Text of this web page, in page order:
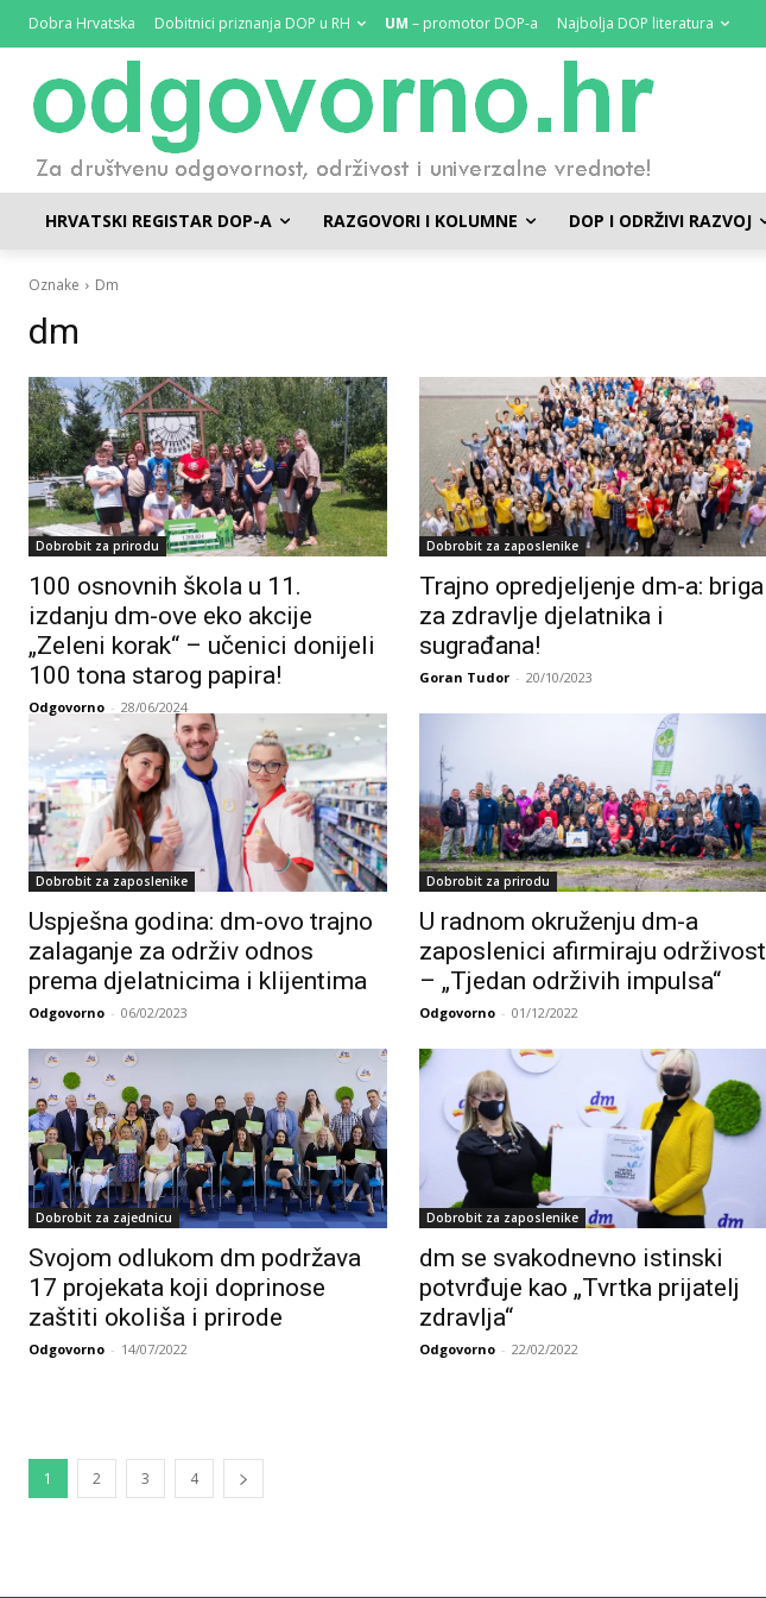
Dobra Hrvatska Dobitnici priznanja DOP u RH UM – promotor DOP-a Najbolja DOP literatura
HRVATSKI REGISTAR DOP-A RAZGOVORI I KOLUMNE DOP I ODRŽIVI RAZVOJ
Oznake Dm
dm
Dobrobit za prirodu
100 osnovnih škola u 11.
izdanju dm-ove eko akcije
„Zeleni korak“ – učenici donijeli
100 tona starog papira!
Odgovorno - 28/06/2024
Dobrobit za zaposlenike
Trajno opredjeljenje dm-a: briga
za zdravlje djelatnika i
sugrađana!
Goran Tudor - 20/10/2023
Dobrobit za zaposlenike
Uspješna godina: dm-ovo trajno
zalaganje za održiv odnos
prema djelatnicima i klijentima
Odgovorno - 06/02/2023
Dobrobit za prirodu
U radnom okruženju dm-a
zaposlenici afirmiraju održivost
– „Tjedan održivih impulsa“
Odgovorno - 01/12/2022
Dobrobit za zajednicu
Svojom odlukom dm podržava
17 projekata koji doprinose
zaštiti okoliša i prirode
Odgovorno - 14/07/2022
Dobrobit za zaposlenike
dm se svakodnevno istinski
potvrđuje kao „Tvrtka prijatelj
zdravlja“
Odgovorno - 22/02/2022
1 2 3 4